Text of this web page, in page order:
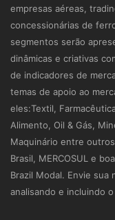
empresas aéreas,
concessionárias de
segmentos serão
dinâmicas e criativas
de indicadores de
temas de apoio ao
eles:Textil,
Alimento, Oil & Gás,
Maquinário entre
Brasil, MERCOSUL e
Brazil Modal. Envie
analisando e incluindo